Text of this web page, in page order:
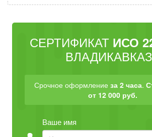
СЕРТИФИКАТ ИСО
Срочное оформление за 2 часа.
от 12 000 руб.
Ваше имя